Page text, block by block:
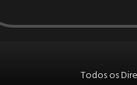
Todos os